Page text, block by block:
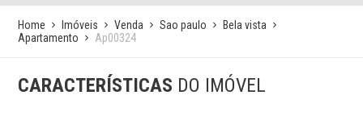
Home Imóveis Venda Sao paulo
Bela vista
Apartamento
Ap00324
CARACTERÍSTICAS DO IMÓVEL